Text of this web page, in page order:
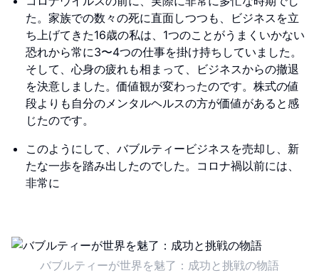
た。家族での数々の死に直面しつつも、ビジネスを立
ち上げてきた16歳の私は、1つのことがうまくいかない
恐れから常に3〜4つの仕事を掛け持ちしていました。
そして、心身の疲れも相まって、ビジネスからの撤退
を決意しました。価値観が変わったのです。株式の値
段よりも自分のメンタルヘルスの方が価値があると感
じたのです。
このようにして、バブルティービジネスを売却し、新
たな一歩を踏み出したのでした。コロナ禍以前には、
非常に
バブルティーが世界を魅了：成功と挑戦の物語